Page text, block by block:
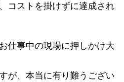
コストを掛けずに達成され
仕事中の現場に押しかけ大
が、本当に有り難うござい